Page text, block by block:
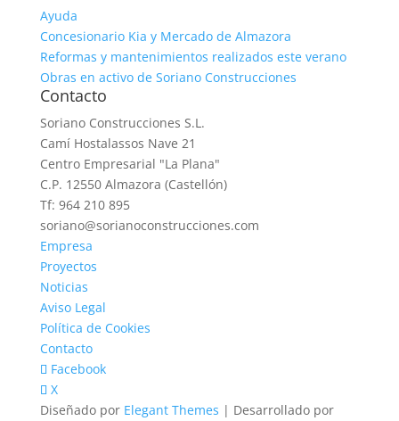
Ayuda
Concesionario Kia y Mercado de Almazora
Reformas y mantenimientos realizados este verano
Obras en activo de Soriano Construcciones
Contacto
Soriano Construcciones S.L.
Camí Hostalassos Nave 21
Centro Empresarial "La Plana"
C.P. 12550 Almazora (Castellón)
Tf: 964 210 895
soriano@sorianoconstrucciones.com
Empresa
Proyectos
Noticias
Aviso Legal
Política de Cookies
Contacto
Facebook
X
Diseñado por Elegant Themes | Desarrollado por